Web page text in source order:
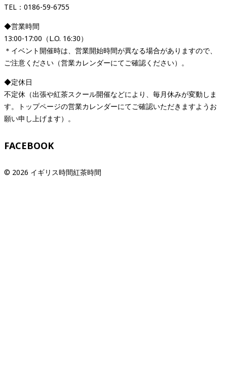
TEL：0186-59-6755
◆営業時間
13:00-17:00（L.O. 16:30）
＊イベント開催時は、営業開始時間が異なる場合がありますので、
ご注意ください（営業カレンダーにてご確認ください）。
◆定休日
不定休（出張や紅茶スクール開催などにより、毎月休みが変動しま
す。トップページの営業カレンダーにてご確認いただきますようお
願い申し上げます）。
FACEBOOK
© 2026 イギリス時間紅茶時間